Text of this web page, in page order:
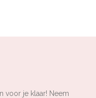
voor je klaar! Neem